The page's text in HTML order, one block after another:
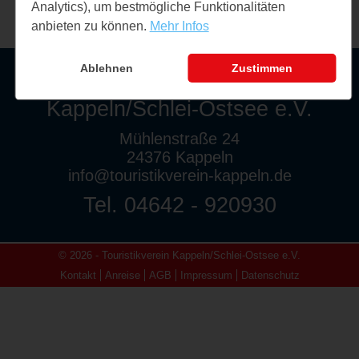
Touristikverein
Kappeln/Schlei-Ostsee e.V.
Mühlenstraße 24
24376 Kappeln
info@touristikverein-kappeln.de
Tel. 04642 - 920930
© 2026 - Touristikverein Kappeln/Schlei-Ostsee e.V.
Kontakt
Anreise AGB Impressum Datenschutz
Analytics), um bestmögliche Funktionalitäten
anbieten zu können. Mehr Infos
Ablehnen Zustimmen